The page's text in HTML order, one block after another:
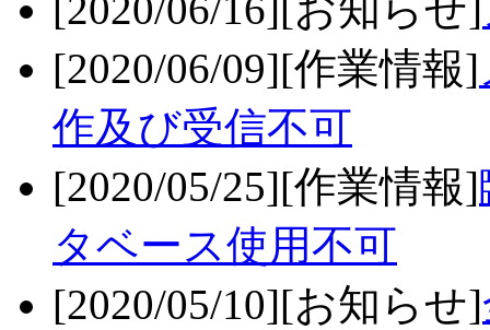
[2020/06/16][お知らせ]
[2020/06/09][作業情報]
作及び受信不可
[2020/05/25][作業情報]
タベース使用不可
[2020/05/10][お知らせ]